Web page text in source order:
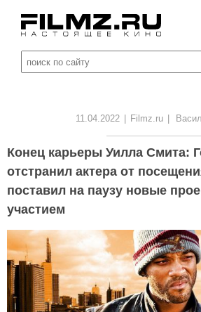
11.04.2022 Filmz.ru
Конец карьеры Уилла Смита:
отстранил актера от
поставил на паузу новые
участием